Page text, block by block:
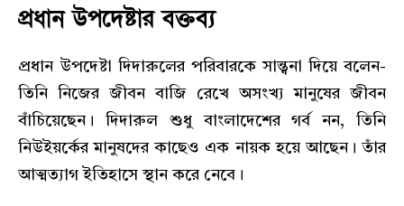
প্রধান উপদেষ্টার বক্তব্য
প্রধান উপদেষ্টা দিদারুলের পরিবারকে সান্ত্বনা দিয়ে বলেন-
তিনি নিজের জীবন বাজি রেখে অসংখ্য মানুষের জীবন
বাঁচিয়েছেন। দিদারুল শুধু বাংলাদেশের গর্ব নন, তিনি
নিউইয়র্কের মানুষদের কাছেও এক নায়ক হয়ে আছেন। তাঁর
আত্মত্যাগ ইতিহাসে স্থান করে নেবে।